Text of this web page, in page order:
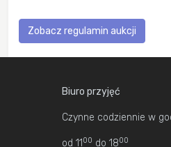
Zobacz regulamin aukcji
Biuro przyjęć
Czynne codziennie w
od 11 00 do 1800